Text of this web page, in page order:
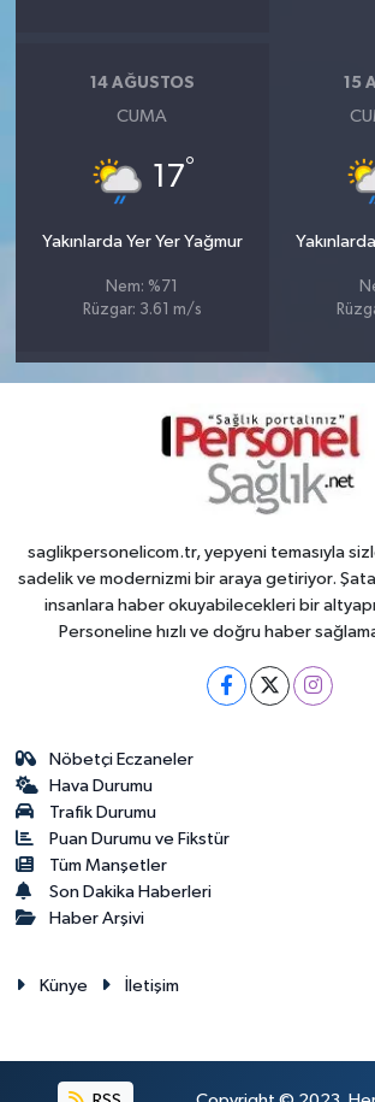
14 AĞUSTOS
CUMA
17°
Yakınlarda Yer Yer Yağmur
Nem: %71
Rüzgar: 3.61 m/s
15
saglikpersonelicom.tr, yepyeni temasıyla
sadelik ve modernizmi bir araya getiriyor.
insanlara haber okuyabilecekleri bir altyapı
Personeline hızlı ve doğru haber
Nöbetçi Eczaneler
Hava Durumu
Trafik Durumu
Puan Durumu ve Fikstür
Tüm Manşetler
Son Dakika Haberleri
Haber Arşivi
Künye İletişim